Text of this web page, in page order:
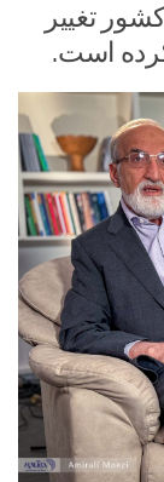
تغییر
کرده است.